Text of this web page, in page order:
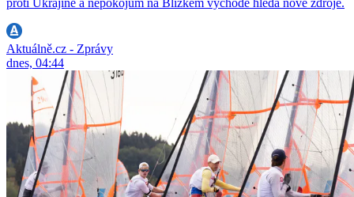
Aktuálně.cz - Zprávy
dnes, 04:44